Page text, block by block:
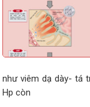
như viêm dạ dày- tá
Hp còn